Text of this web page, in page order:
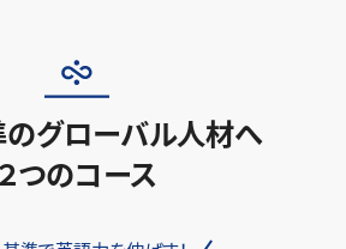
グローバル人材へ
２つのコース